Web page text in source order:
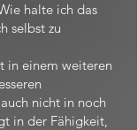
halte ich das
selbst zu
in einem weiteren
nicht in noch
in der Fähigkeit,